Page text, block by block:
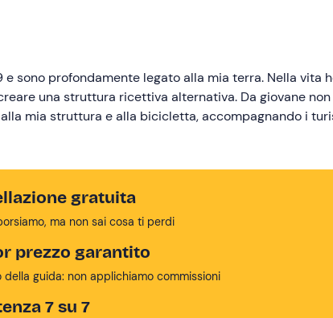
sono profondamente legato alla mia terra. Nella vita
una struttura ricettiva alternativa. Da giovane non
mia struttura e alla bicicletta, accompagnando i
gratuita
ma non sai cosa ti perdi
prezzo garantito
della guida: non applichiamo commissioni
7 su 7